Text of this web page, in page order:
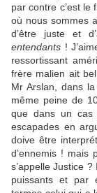
par contre c’est le
où nous sommes
d’être juste et
entendants !
ressortissant
frère malien ait
Mr Arslan, dans
même peine de
que dans un cas
escapades en
doive être
d’ennemis ! mais
s’appelle Justice
puissants et par